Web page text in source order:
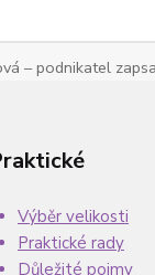
– podnikatel
Výběr velikosti
Praktické rady
Důležité pojmy